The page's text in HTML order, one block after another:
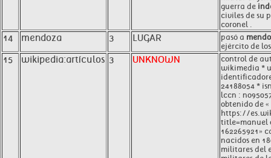
guerra de
civiles de su
coronel .
14 mendoza 3 LUGAR pasó a
ejército de
15 wikipedia:artículos 3 UNKNOWN
control de
wikimedia *
24188054 *
lccn :
obtenido de «
https://
title=manuel
162265921»
nacidos en
militares del